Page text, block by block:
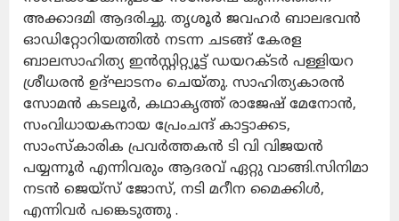
അക്കാദമി ആദരിച്ചു. തൃശൂര്‍ ജവഹര്‍ ബാലഭവന്‍
ഓഡിറ്റോറിയത്തില്‍ നടന്ന ചടങ്ങ് കേരള
ബാലസാഹിത്യ ഇന്‍സ്റ്റിറ്റ്യൂട്ട് ഡയറക്ടര്‍ പള്ളിയറ
ശ്രീധരന്‍ ഉദ്ഘാടനം ചെയ്തു. സാഹിത്യകാരന്‍
സോമന്‍ കടലൂര്‍, കഥാകൃത്ത് രാജേഷ് മേനോന്‍,
സംവിധായകനായ പ്രേംചന്ദ് കാട്ടാക്കട,
സാംസ്‌കാരിക പ്രവര്‍ത്തകന്‍ ടി വി വിജയന്‍
പയ്യന്നൂര്‍ എന്നിവരും ആദരവ് ഏറ്റു വാങ്ങി.സിനിമാ
നടന്‍ ജെയ്‌സ് ജോസ്, നടി മറീന മൈക്കിള്‍,
എന്നിവര്‍ പങ്കെടുത്തു .